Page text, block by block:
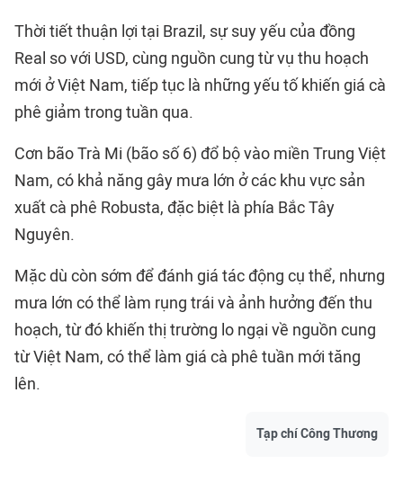
Thời tiết thuận lợi tại Brazil, sự suy yếu của đồng
Real so với USD, cùng nguồn cung từ vụ thu hoạch
mới ở Việt Nam, tiếp tục là những yếu tố khiến giá cà
phê giảm trong tuần qua.
Cơn bão Trà Mi (bão số 6) đổ bộ vào miền Trung Việt
Nam, có khả năng gây mưa lớn ở các khu vực sản
xuất cà phê Robusta, đặc biệt là phía Bắc Tây
Nguyên.
Mặc dù còn sớm để đánh giá tác động cụ thể, nhưng
mưa lớn có thể làm rụng trái và ảnh hưởng đến thu
hoạch, từ đó khiến thị trường lo ngại về nguồn cung
từ Việt Nam, có thể làm giá cà phê tuần mới tăng
lên.
Tạp chí Công Thương